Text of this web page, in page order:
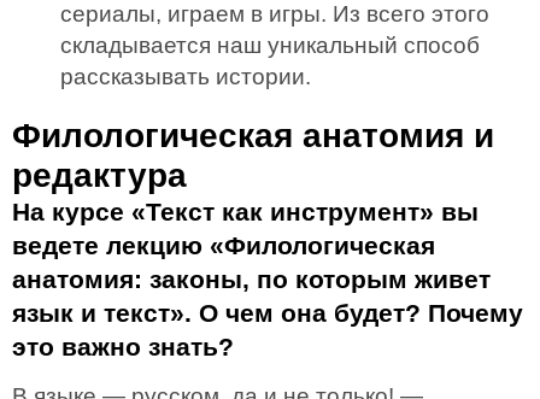
сериалы, играем в игры. Из всего этого
складывается наш уникальный способ
рассказывать истории.
Филологическая анатомия и
редактура
На курсе «Текст как инструмент» вы
ведете лекцию «Филологическая
анатомия: законы, по которым живет
язык и текст». О чем она будет? Почему
это важно знать?